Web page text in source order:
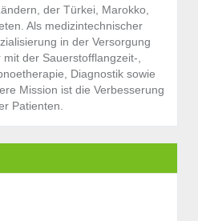
der Türkei, Marokko,
Als medizintechnischer
in der Versorgung
der Sauerstofflangzeit-,
Diagnostik sowie
Mission ist die Verbesserung
Patienten.